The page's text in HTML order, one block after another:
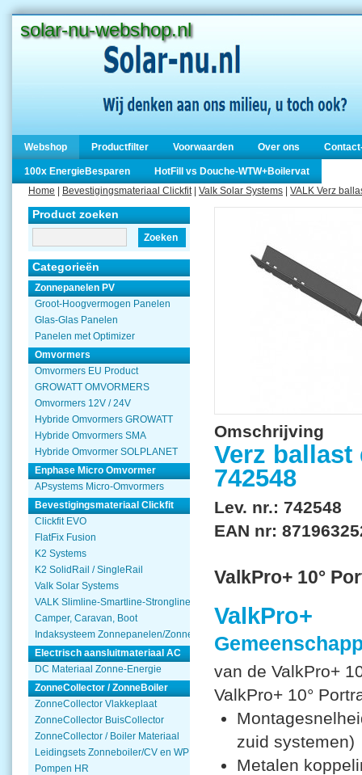
solar-nu-webshop.nl
Webshop Productfilter Voorwaarden Over ons
100x EnergieBesparen
HotFill vs Douche-WTW+Boilervat
Home
Bevestigingsmateriaal Clickfit| Valk Solar Systems VALK Verz
Product zoeken
Zoeken
Categorieën
Zonnepanelen PV
Groot-Hoogvermogen Panelen
Glas-Glas Panelen
Panelen met Optimizer
Omvormers
Omvormers EU Product
GROWATT OMVORMERS
Omvormers 12V / 24V
Hybride Omvormers GROWATT
Hybride Omvormers SMA
Hybride Omvormer SOLPLANET
Enphase Micro Omvormer
APsystems Micro-Omvormers
Bevestigingsmateriaal Clickfit
Clickfit EVO
FlatFix Fusion
K2 Systems
K2 SolidRail / SingleRail
Valk Solar Systems
VALK Slimline-Smartline-Strongline
Camper, Caravan, Boot
Indaksysteem Zonnepanelen/Zonnecollector
Electrisch aansluitmateriaal AC
DC Materiaal Zonne-Energie
ZonneCollector / ZonneBoiler
ZonneCollector Vlakkeplaat
ZonneCollector BuisCollector
ZonneCollector / Boiler Materiaal
Leidingsets Zonneboiler/CV en WP
Pompen HR
Omschrijving
Verz ballast
742548
Lev. nr.: 742548
EAN nr:
ValkPro+ 10°
ValkPro+
van de ValkPro+
ValkPro+ 10°
zuid systemen)
Metalen